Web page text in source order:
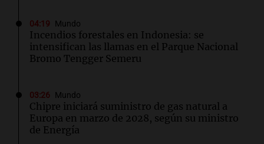
04:19 Mundo
Incendios forestales en Indonesia: se
intensifican las llamas en el Parque Nacional
Bromo Tengger Semeru
03:26 Mundo
Chipre iniciará suministro de gas natural a
Europa en marzo de 2028, según su ministro
de Energía